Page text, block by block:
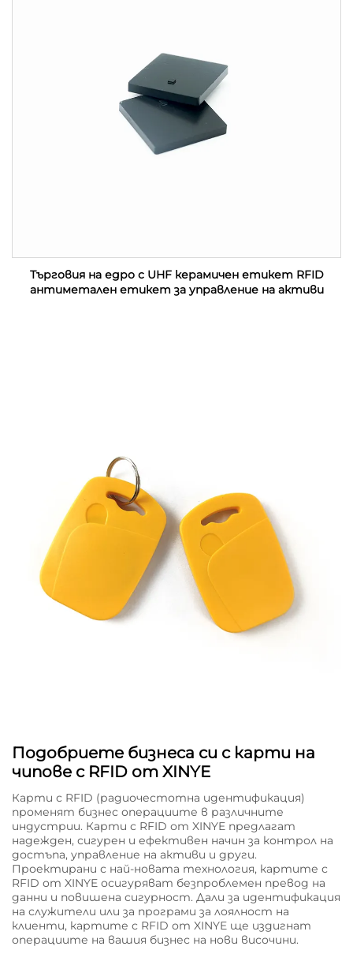
Търговия на едро с UHF керамичен етикет RFID
антиметален етикет за управление на активи
Подобриете бизнеса си с карти на
чипове с RFID от XINYE
Карти с RFID (радиочестотна идентификация)
променят бизнес операциите в различните
индустрии. Карти с RFID от XINYE предлагат
надежден, сигурен и ефективен начин за контрол на
достъпа, управление на активи и други.
Проектирани с най-новата технология, картите с
RFID от XINYE осигуряват безпроблемен превод на
данни и повишена сигурност. Дали за идентификация
на служители или за програми за лоялност на
клиенти, картите с RFID от XINYE ще издигнат
операциите на вашия бизнес на нови височини.